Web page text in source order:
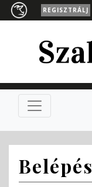
REGISZTRÁLJ
Belépés